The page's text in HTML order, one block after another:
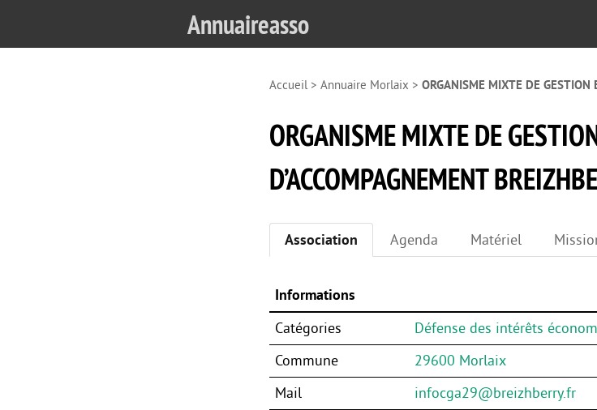
Annuaireasso
Accueil> Annuaire Morlaix > ORGANISME MIXTE DE GESTION
ORGANISME MIXTE DE
D’ACCOMPAGNEMENT
Association Agenda Matériel
Informations
Catégories
Défense des intérêts
Commune
29600 Morlaix
Mail
infocga29@breizhberry.fr